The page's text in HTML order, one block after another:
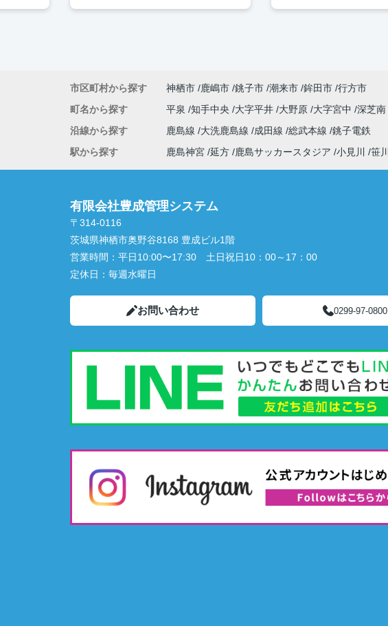
市区町村から探す 神栖市 鹿嶋市 銚子市 潮来市 鉾田市 行方市
町名から探す
平泉 知手中央 大字平井 大野原 大字宮中 深芝南
沿線から探す
鹿島線 大洗鹿島線 成田線 総武本線 銚子電鉄
駅から探す
鹿島神宮 延方 鹿島サッカースタジア 小見川 笹川
有限会社豊成管理システム
〒314-0116
茨城県神栖市奥野谷8168 豊成ビル1階
営業時間： 平日10:00〜17:30 土日祝日10：00～17：00
定休日： 毎週水曜日
お問い合わせ 0299-97-0800